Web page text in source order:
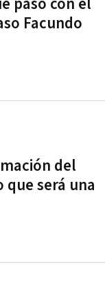
pasó con el
Facundo
del
que será una